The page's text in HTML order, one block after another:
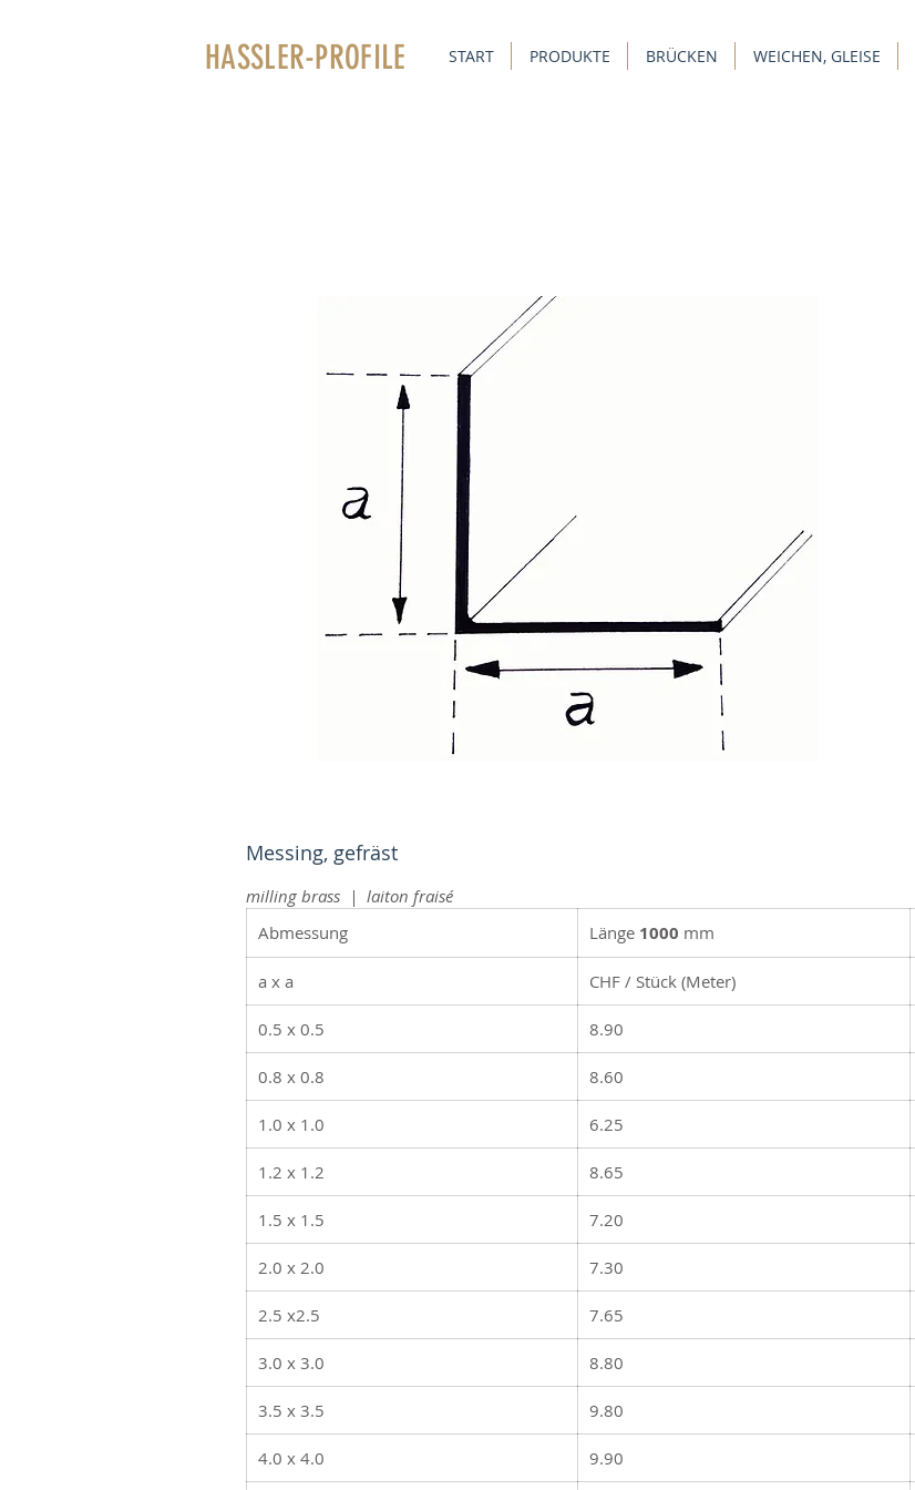
HASSLER-PROFILE START PRODUKTE BRÜCKEN WEICHEN, GLEISE
Messing, gefräst
milling brass | laiton fraisé
Abmessung
Länge 1000 mm
a x a CHF / Stück (Meter)
0.5 x 0.5 8.90
0.8 x 0.8 8.60
1.0 x 1.0 6.25
1.2 x 1.2 8.65
1.5 x 1.5 7.20
2.0 x 2.0 7.30
2.5 x2.5 7.65
3.0 x 3.0 8.80
3.5 x 3.5 9.80
4.0 x 4.0 9.90